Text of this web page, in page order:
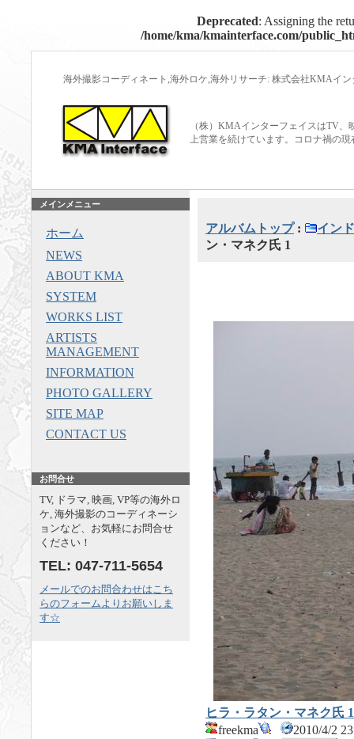
Deprecated: Assigning the
/home/kma/kmainterface.com/
海外撮影コーディネート,海外ロケ,海外リサーチ: 株式会社KMAイ
（株）KMAインターフェイスはTV
上営業を続けています。コロナ禍の
アルバムトップ:
イン
ン・マネク氏 1
ヒラ・ラタン・マネク氏 1
freekma
2010/4/2
メインメニュー
ホーム
NEWS
ABOUT KMA
SYSTEM
WORKS LIST
ARTISTS
MANAGEMENT
INFORMATION
PHOTO GALLERY
SITE MAP
CONTACT US
お問合せ
TV, ドラマ, 映画, VP等の海外ロ
ケ, 海外撮影のコーディネーシ
ョンなど、お気軽にお問合せ
ください！
TEL: 047-711-5654
メールでのお問合わせはこち
らのフォームよりお願いしま
す☆